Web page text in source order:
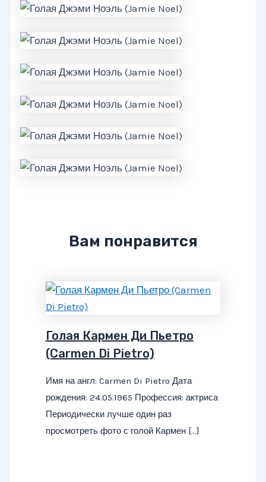
Вам понравится
Голая Кармен Ди Пьетро
(Carmen Di Pietro)
Имя на англ: Carmen Di Pietro Дата
рождения: 24.05.1965 Профессия: актриса
Периодически лучше один раз
просмотреть фото с голой Кармен […]